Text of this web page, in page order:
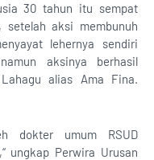
30 tahun itu sempat
aksi membunuh
lehernya sendiri
aksinya berhasil
alias Ama Fina.
dokter umum RSUD
ungkap Perwira Urusan